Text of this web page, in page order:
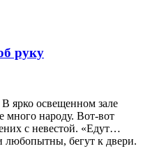
руку
ярко освещенном зале
много народу. Вот-вот
с невестой. «Едут…
любопытны, бегут к двери.